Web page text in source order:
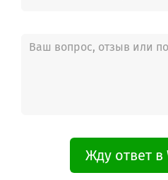
Жду ответ в